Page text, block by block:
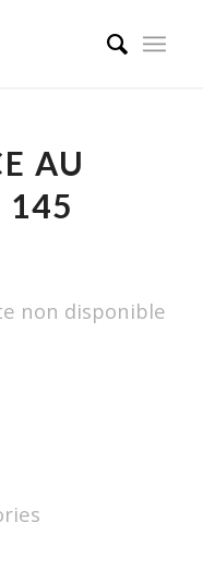
AU
145
non disponible